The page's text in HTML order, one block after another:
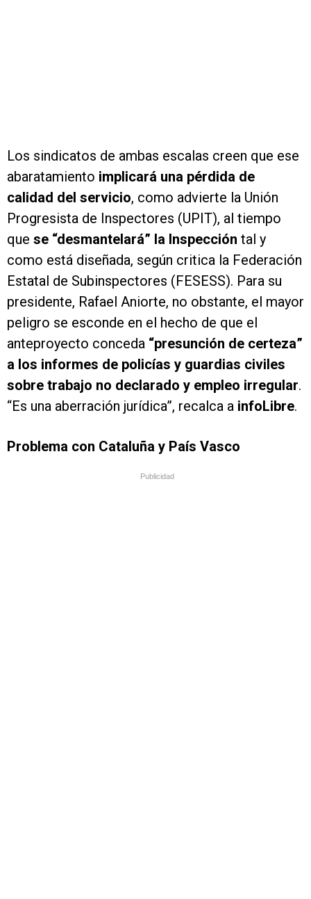
Los sindicatos de ambas escalas creen que ese
abaratamiento implicará una pérdida de
calidad del servicio, como advierte la Unión
Progresista de Inspectores (UPIT), al tiempo
que se “desmantelará” la Inspección tal y
como está diseñada, según critica la Federación
Estatal de Subinspectores (FESESS). Para su
presidente, Rafael Aniorte, no obstante, el mayor
peligro se esconde en el hecho de que el
anteproyecto conceda “presunción de certeza”
a los informes de policías y guardias civiles
sobre trabajo no declarado y empleo irregular.
“Es una aberración jurídica”, recalca a infoLibre.
Problema con Cataluña y País Vasco
Publicidad